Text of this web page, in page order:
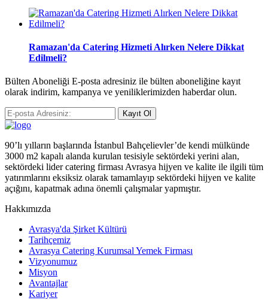
Ramazan'da Catering Hizmeti Alırken Nelere Dikkat
Edilmeli?
Bülten Aboneliği E-posta adresiniz ile bülten aboneliğine kayıt
olarak indirim, kampanya ve yeniliklerimizden haberdar olun.
Kayıt Ol
90’lı yılların başlarında İstanbul Bahçelievler’de kendi mülkünde
3000 m2 kapalı alanda kurulan tesisiyle sektördeki yerini alan,
sektördeki lider catering firması Avrasya hijyen ve kalite ile ilgili tüm
yatırımlarını eksiksiz olarak tamamlayıp sektördeki hijyen ve kalite
açığını, kapatmak adına önemli çalışmalar yapmıştır.
Hakkımızda
Avrasya'da Şirket Kültürü
Tarihçemiz
Avrasya Catering Kurumsal Yemek Firması
Vizyonumuz
Misyon
Avantajlar
Kariyer